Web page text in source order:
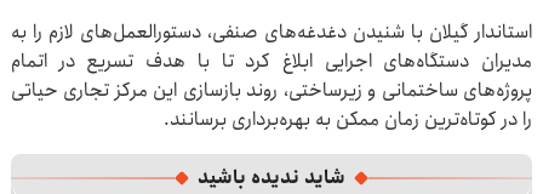
استاندار گیلان با شنیدن دغدغه‌های صنفی، دستورالعمل‌های لازم را به
مدیران دستگاه‌های اجرایی ابلاغ کرد تا با هدف تسریع در اتمام
پروژه‌های ساختمانی و زیرساختی، روند بازسازی این مرکز تجاری حیاتی
را در کوتاه‌ترین زمان ممکن به بهره‌برداری برسانند.
شاید ندیده باشید